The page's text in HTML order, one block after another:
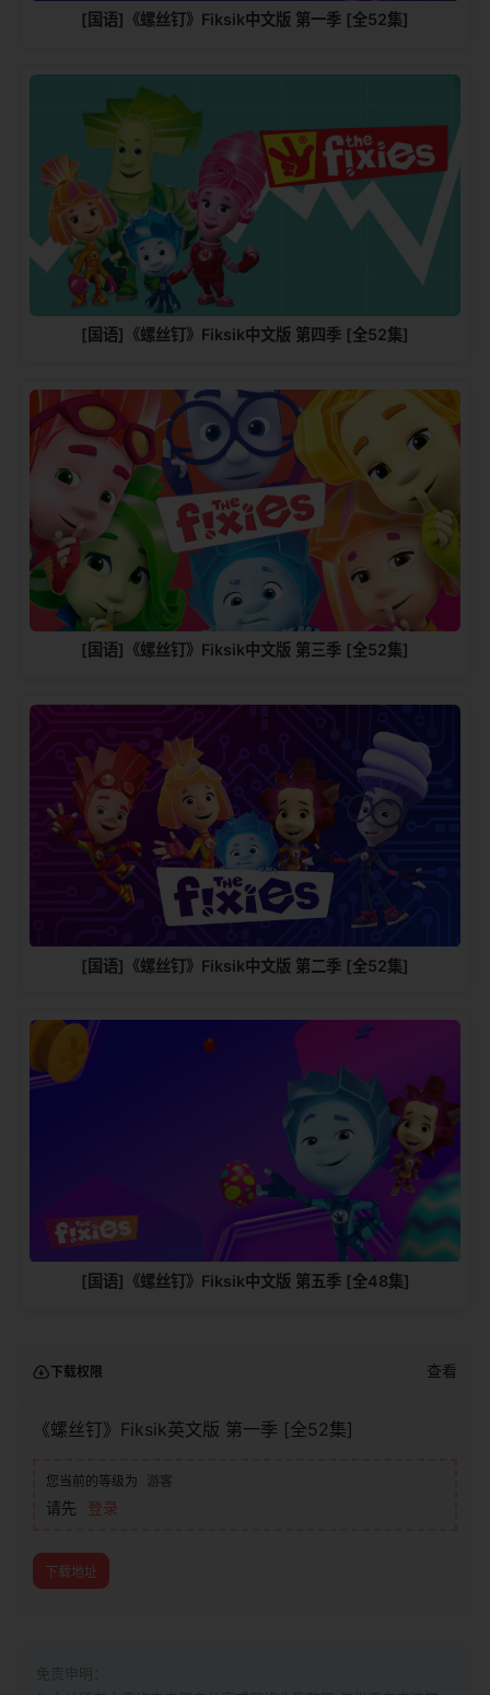
[国语]《螺丝钉》Fiksik中文版 第一季 [全52集]
[国语]《螺丝钉》Fiksik中文版 第四季 [全52集]
[国语]《螺丝钉》Fiksik中文版 第三季 [全52集]
[国语]《螺丝钉》Fiksik中文版 第二季 [全52集]
[国语]《螺丝钉》Fiksik中文版 第五季 [全48集]
下载权限 查看
《螺丝钉》Fiksik英文版 第一季 [全52集]
您当前的等级为 游客
请先 登录
下载地址